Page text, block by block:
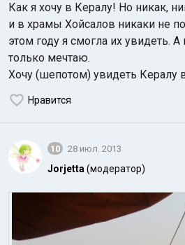
Как я хочу в Кералу! Но никак,
и в храмы Хойсалов никаки не
этом году я смогла их увидеть.
только мечтаю.
Хочу (шепотом) увидеть Кералу
Нравится
10 28 июл. 2013
Jorjetta (модератор)